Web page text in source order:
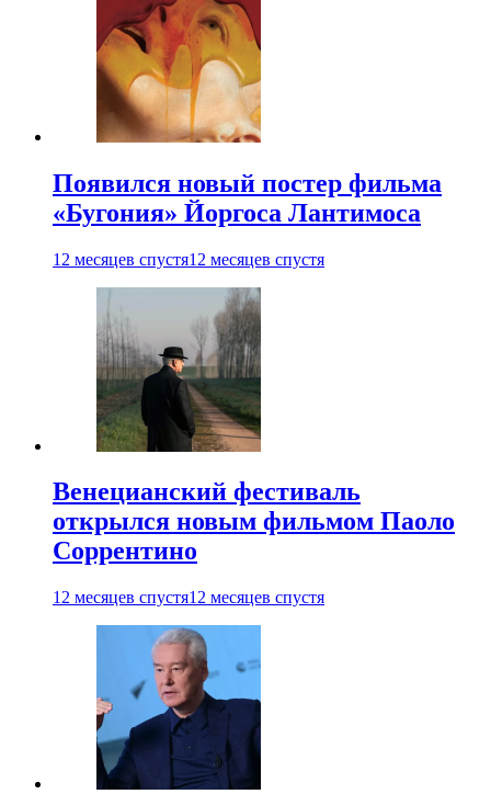
Появился новый постер фильма
«Бугония» Йоргоса Лантимоса
12 месяцев спустя12 месяцев спустя
Венецианский фестиваль
открылся новым фильмом Паоло
Соррентино
12 месяцев спустя12 месяцев спустя